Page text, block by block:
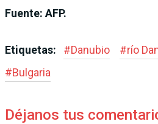
Fuente: AFP.
Etiquetas: #Danubio #río
#Bulgaria
Déjanos tus